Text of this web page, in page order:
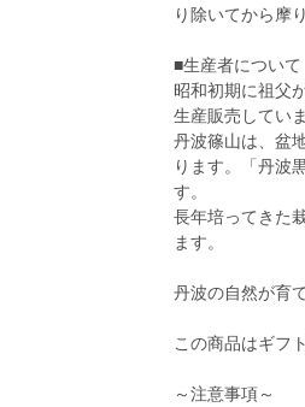
り除いてから摩
■生産者について
昭和初期に祖父
生産販売していま
丹波篠山は、盆
ります。「丹波
す。
長年培ってきた
ます。
丹波の自然が育
この商品はギフ
～注意事項～